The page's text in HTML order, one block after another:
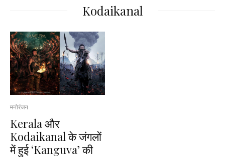
Kodaikanal
मनोरंजन
Kerala और
Kodaikanal के जंगलों
में हुई ‘Kanguva’ की